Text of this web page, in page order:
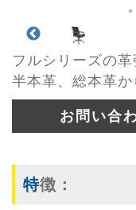
フルシリーズの
半本革、総本革
お問い合
特徴：